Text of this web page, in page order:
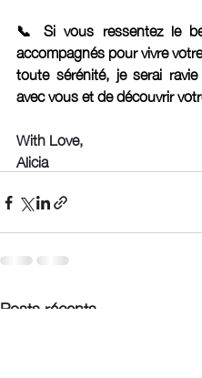
📞 Si vous ressentez le
accompagnés pour vivre
toute sérénité, je serai ravie
avec vous et de découvrir
With Love,
Alicia
Posts récents